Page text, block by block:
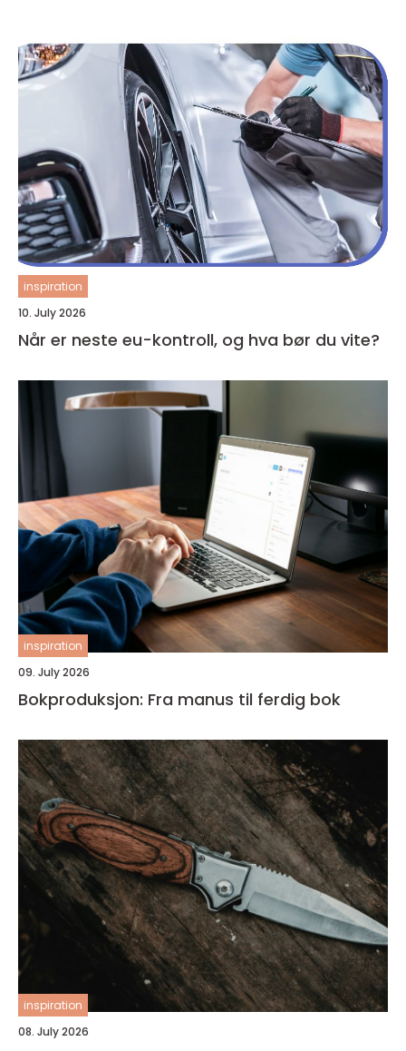
inspiration
10. July 2026
Når er neste eu-kontroll, og hva bør du vite?
inspiration
09. July 2026
Bokproduksjon: Fra manus til ferdig bok
inspiration
08. July 2026